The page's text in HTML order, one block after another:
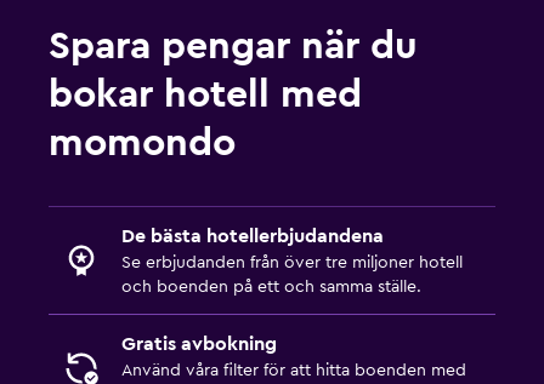
Spara pengar när du
bokar hotell med
momondo
De bästa hotellerbjudandena
Se erbjudanden från över tre miljoner hotell
och boenden på ett och samma ställe.
Gratis avbokning
Använd våra filter för att hitta boenden med